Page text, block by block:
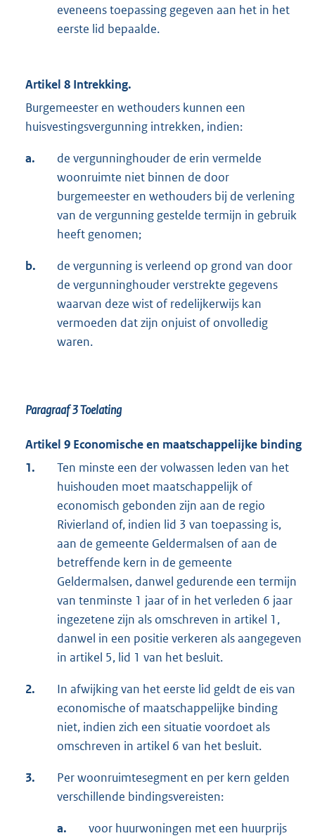
eveneens toepassing gegeven aan het in het
eerste lid bepaalde.
Artikel 8 Intrekking.
Burgemeester en wethouders kunnen een
huisvestingsvergunning intrekken, indien:
a.
de vergunninghouder de erin vermelde
woonruimte niet binnen de door
burgemeester en wethouders bij de verlening
van de vergunning gestelde termijn in gebruik
heeft genomen;
b.
de vergunning is verleend op grond van door
de vergunninghouder verstrekte gegevens
waarvan deze wist of redelijkerwijs kan
vermoeden dat zijn onjuist of onvolledig
waren.
Paragraaf 3Toelating
Artikel 9 Economische en maatschappelijke binding
1.
Ten minste een der volwassen leden van het
huishouden moet maatschappelijk of
economisch gebonden zijn aan de regio
Rivierland of, indien lid 3 van toepassing is,
aan de gemeente Geldermalsen of aan de
betreffende kern in de gemeente
Geldermalsen, danwel gedurende een termijn
van tenminste 1 jaar of in het verleden 6 jaar
ingezetene zijn als omschreven in artikel 1,
danwel in een positie verkeren als aangegeven
in artikel 5, lid 1 van het besluit.
2.
In afwijking van het eerste lid geldt de eis van
economische of maatschappelijke binding
niet, indien zich een situatie voordoet als
omschreven in artikel 6 van het besluit.
3.
Per woonruimtesegment en per kern gelden
verschillende bindingsvereisten:
a.
voor huurwoningen met een huurprijs